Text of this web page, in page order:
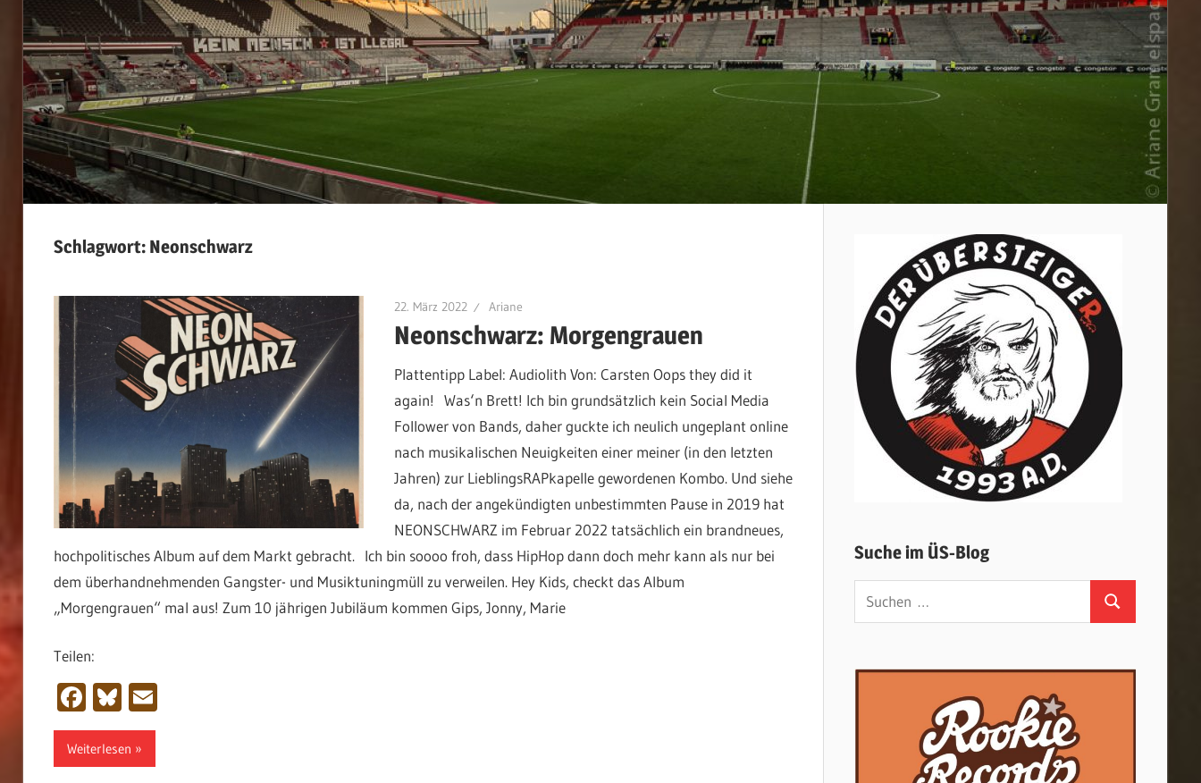
Schlagwort: Neonschwarz
22. März 2022 Ariane
Neonschwarz: Morgengrauen
Plattentipp Label: Audiolith Von: Carsten Oops they did it
again! Was‘n Brett! Ich bin grundsätzlich kein Social Media
Follower von Bands, daher guckte ich neulich ungeplant online
nach musikalischen Neuigkeiten einer meiner (in den letzten
Jahren) zur LieblingsRAPkapelle gewordenen Kombo. Und siehe
da, nach der angekündigten unbestimmten Pause in 2019 hat
NEONSCHWARZ im Februar 2022 tatsächlich ein brandneues,
hochpolitisches Album auf dem Markt gebracht. Ich bin soooo froh, dass HipHop dann doch mehr kann als nur bei
dem überhandnehmenden Gangster- und Musiktuningmüll zu verweilen. Hey Kids, checkt das Album
„Morgengrauen“ mal aus! Zum 10 jährigen Jubiläum kommen Gips, Jonny, Marie
Teilen:
Facebook
Bluesky
Email
Weiterlesen
Suche im ÜS-Blog
Suchen
nach:
Suchen